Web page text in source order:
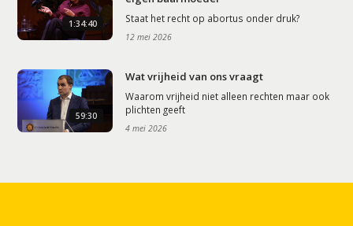
1:34:40 Staat het recht op abortus onder druk?
12 mei 2026
59:30
Wat vrijheid van ons vraagt
Waarom vrijheid niet alleen rechten maar ook
plichten geeft
4 mei 2026